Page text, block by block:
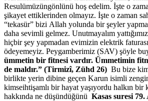
Resulümüzüngönlünü hoş edelim. İşte o
şikayet ettiklerinden olmayız. İşte o zaman
“tekasür” bizi Allah yolunda bir şeyler
daha sevimli gelmez. Unutmayalım
hiçbir şey yapmadan evimizin elektrik
ödeyemeyiz. Peygamberimiz (SAV) şöyle
ümmetin bir fitnesi vardır. Ümmetimin
de maldır.” (Tirmizî, Zühd 26) Bu bize
birlikte yerin dibine geçen Karun isimli zengin
kimseihtişamlı bir hayat yaşıyordu halkın bir
hakkında ne düşündüğünü Kasas suresi 79.